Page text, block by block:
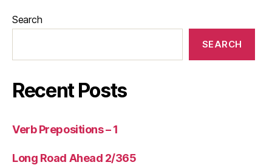
Search
SEARCH
Recent Posts
Verb Prepositions – 1
Long Road Ahead 2/365